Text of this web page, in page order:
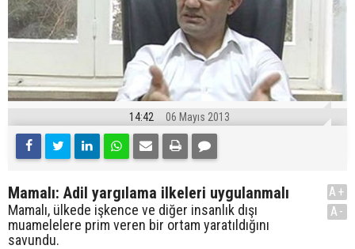
14:42 06 Mayıs 2013
Mamalı: Adil yargılama ilkeleri uygulanmalı
Mamalı, ülkede işkence ve diğer insanlık dışı
muamelelere prim veren bir ortam yaratıldığını
savundu.
A+
A-